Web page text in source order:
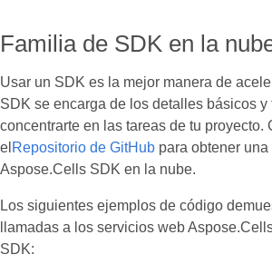
Familia de SDK en la
Usar un SDK es la mejor manera de
SDK se encarga de los detalles básicos y
concentrarte en las tareas de tu proyecto.
el Repositorio de GitHub para obtener
Aspose.Cells SDK en la nube.
Los siguientes ejemplos de código
llamadas a los servicios web
SDK: